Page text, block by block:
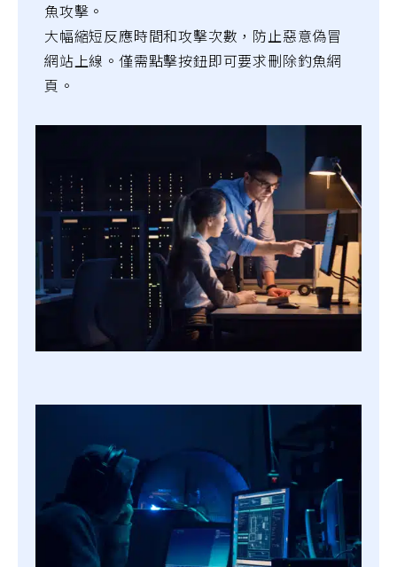
魚攻擊。
大幅縮短反應時間和攻擊次數，防止惡意偽冒
網站上線。僅需點擊按鈕即可要求刪除釣魚網
頁。